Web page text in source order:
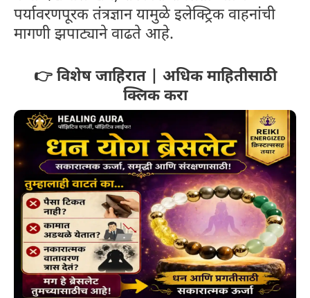
पर्यावरणपूरक तंत्रज्ञान यामुळे इलेक्ट्रिक वाहनांची
मागणी झपाट्याने वाढते आहे.
👉 विशेष जाहिरात | अधिक माहितीसाठी
क्लिक करा